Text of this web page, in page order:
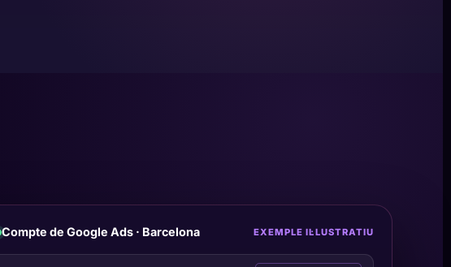
Compte de Google Ads · Barcelona EXEMPLE IL·LUSTRATIU